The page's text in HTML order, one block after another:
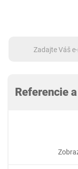
Referencie